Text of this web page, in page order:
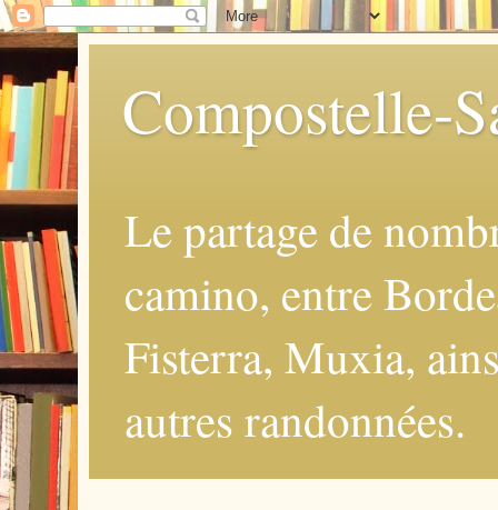
Compostelle-
Le partage de
camino, entre
Fisterra, Muxia,
autres randonnées.